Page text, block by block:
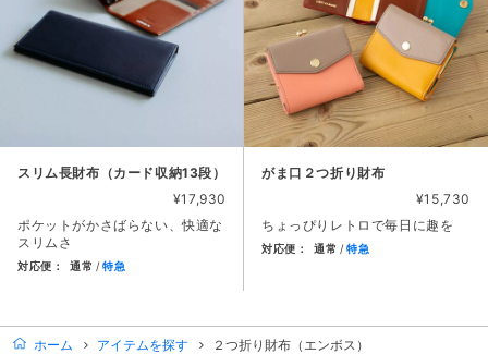
スリム長財布（カード収納13段）
¥17,930
ポケットがかさばらない、快適な
スリムさ
対応便： 通常 特急
がま口２つ折り財布
¥15,730
ちょっぴりレトロで毎日に趣を
対応便： 通常 特急
ホーム アイテムを探す ２つ折り財布（エンボス）